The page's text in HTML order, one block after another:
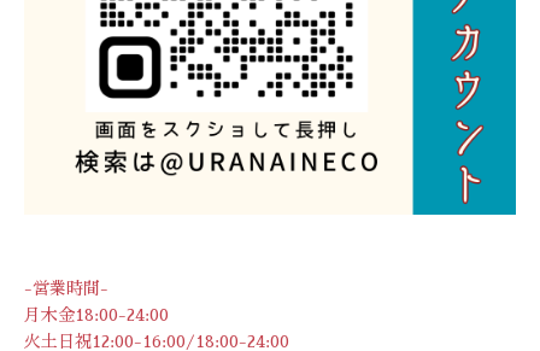
-営業時間-
月木金18:00-24:00
火土日祝12:00-16:00/18:00-24:00